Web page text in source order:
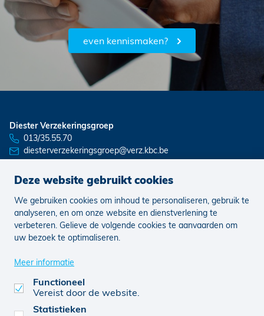
even kennismaken?
Diester Verzekeringsgroep
013/35.55.70
diesterverzekeringsgroep@verz.kbc.be
Nieuws Vacatures
0477108950 © KBC 2026
Deze website gebruikt cookies
We gebruiken cookies om inhoud te personaliseren, gebruik te
analyseren, en om onze website en dienstverlening te
verbeteren. Gelieve de volgende cookies te aanvaarden om
uw bezoek te optimaliseren.
Meer informatie
Functioneel
Vereist door de website.
Statistieken